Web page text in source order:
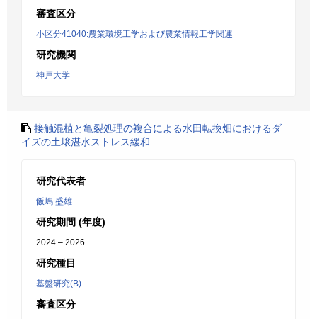
審査区分
小区分41040:農業環境工学および農業情報工学関連
研究機関
神戸大学
接触混植と亀裂処理の複合による水田転換畑におけるダ
イズの土壌湛水ストレス緩和
研究代表者
飯嶋 盛雄
研究期間 (年度)
2024 – 2026
研究種目
基盤研究(B)
審査区分